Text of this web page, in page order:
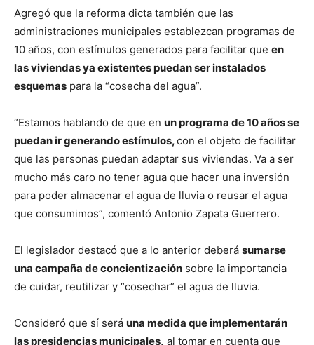
Agregó que la reforma dicta también que las
administraciones municipales establezcan programas de
10 años, con estímulos generados para facilitar que en
las viviendas ya existentes puedan ser instalados
esquemas para la “cosecha del agua”.
“Estamos hablando de que en un programa de 10 años se
puedan ir generando estímulos,con el objeto de facilitar
que las personas puedan adaptar sus viviendas. Va a ser
mucho más caro no tener agua que hacer una inversión
para poder almacenar el agua de lluvia o reusar el agua
que consumimos”, comentó Antonio Zapata Guerrero.
El legislador destacó que a lo anterior deberá sumarse
una campaña de concientización sobre la importancia
de cuidar, reutilizar y “cosechar” el agua de lluvia.
Consideró que sí será una medida que implementarán
las presidencias municipales, al tomar en cuenta que